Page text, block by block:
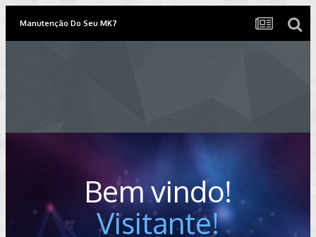
Manutenção Do Seu MK7
Bem vindo!
Visitante!